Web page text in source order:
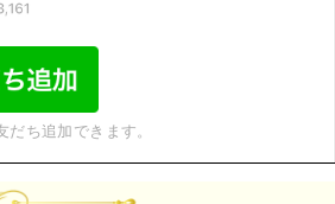
ち追加できます。